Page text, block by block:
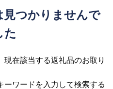
見つかりませんで
た
在該当する返礼品のお取り
ワードを入力して検索する